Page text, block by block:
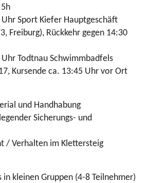
Sport Kiefer Hauptgeschäft
Freiburg), Rückkehr gegen 14:30
Todtnau Schwimmbadfels
Kursende ca. 13:45 Uhr vor Ort
und Handhabung
Sicherungs- und
/ Verhalten im Klettersteig
in kleinen Gruppen (4-8 Teilnehmer)